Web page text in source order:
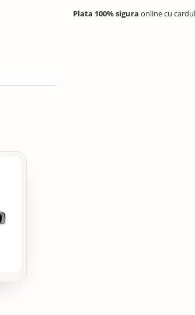
Plata 100% sigura online cu cardul